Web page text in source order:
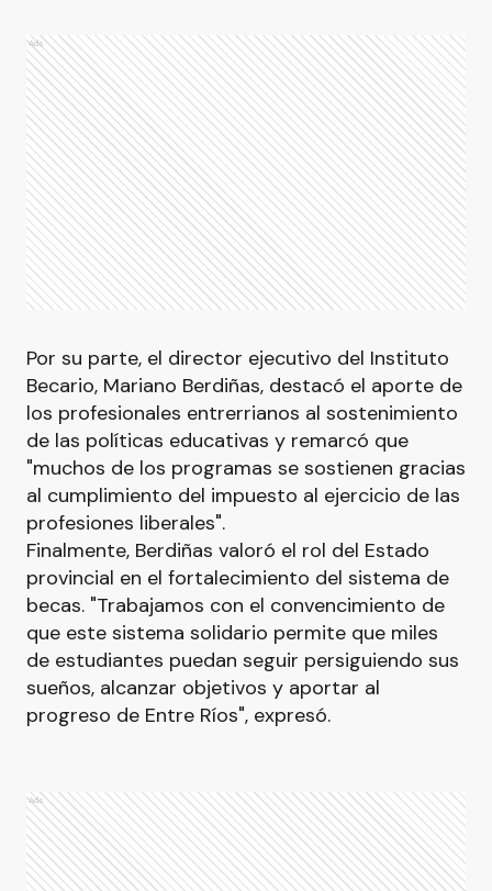
Ads
Por su parte, el director ejecutivo del Instituto
Becario, Mariano Berdiñas, destacó el aporte de
los profesionales entrerrianos al sostenimiento
de las políticas educativas y remarcó que
"muchos de los programas se sostienen gracias
al cumplimiento del impuesto al ejercicio de las
profesiones liberales".
Finalmente, Berdiñas valoró el rol del Estado
provincial en el fortalecimiento del sistema de
becas. "Trabajamos con el convencimiento de
que este sistema solidario permite que miles
de estudiantes puedan seguir persiguiendo sus
sueños, alcanzar objetivos y aportar al
progreso de Entre Ríos", expresó.
Ads